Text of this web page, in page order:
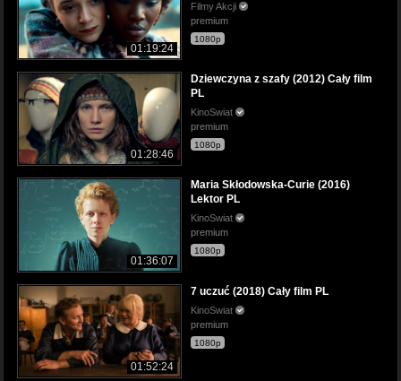
01:19:24
Filmy Akcji
premium
1080p
01:28:46
Dziewczyna z szafy (2012) Cały film
PL
KinoSwiat
premium
1080p
01:36:07
Maria Skłodowska-Curie (2016)
Lektor PL
KinoSwiat
premium
1080p
01:52:24
7 uczuć (2018) Cały film PL
KinoSwiat
premium
1080p